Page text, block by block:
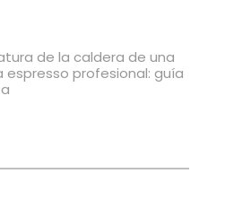
de la caldera de una
profesional: guía